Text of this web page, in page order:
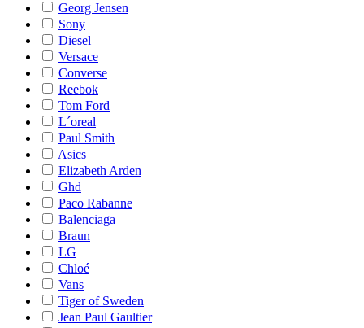
Georg Jensen
Sony
Diesel
Versace
Converse
Reebok
Tom Ford
L´oreal
Paul Smith
Asics
Elizabeth Arden
Ghd
Paco Rabanne
Balenciaga
Braun
LG
Chloé
Vans
Tiger of Sweden
Jean Paul Gaultier